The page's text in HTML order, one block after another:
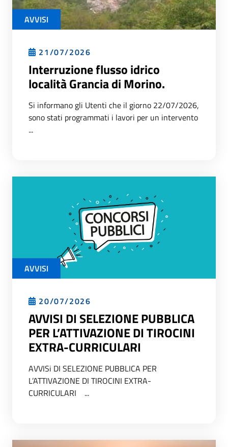
AVVISI
21/07/2026
Interruzione flusso idrico
località Grancia di Morino.
Si informano gli Utenti che il giorno 22/07/2026,
sono stati programmati i lavori per un intervento
...
AVVISI
20/07/2026
AVVISI DI SELEZIONE PUBBLICA
PER L’ATTIVAZIONE DI TIROCINI
EXTRA-CURRICULARI
AVVISi DI SELEZIONE PUBBLICA PER
L’ATTIVAZIONE DI TIROCINI EXTRA-
CURRICULARI ...